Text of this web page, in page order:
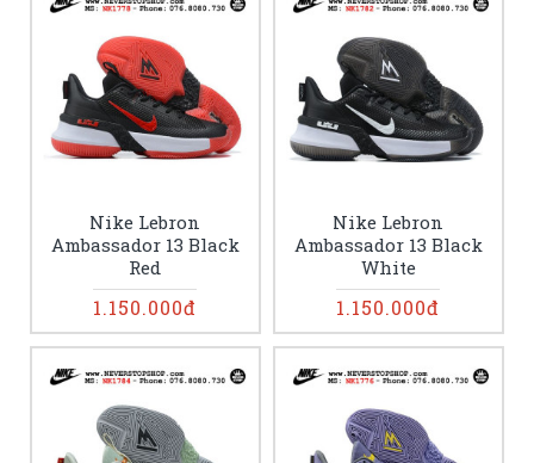
Nike Lebron
Ambassador 13 Black
Red
1.150.000đ
Nike Lebron
Ambassador 13 Black
White
1.150.000đ